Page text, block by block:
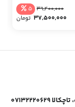
39,400,000
5
37,500,000 تومان